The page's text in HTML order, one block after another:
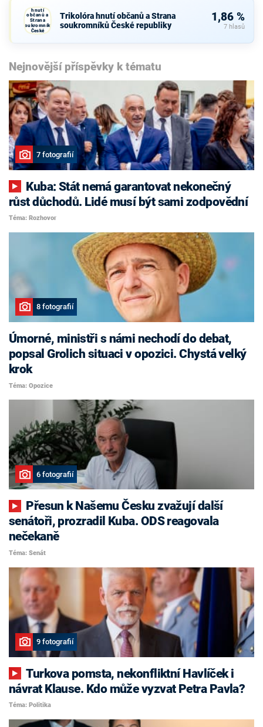
hnutí
občanů a
Strana
soukromníků
České
republiky
Trikolóra hnutí občanů a Strana
soukromníků České republiky
1,86 %
7 hlasů
Nejnovější příspěvky k tématu
7 fotografií
růst důchodů. Lidé musí být sami zodpovědní
Téma: Rozhovor
8 fotografií
Úmorné, ministři s námi nechodí do debat,
popsal Grolich situaci v opozici. Chystá velký
krok
Téma: Opozice
6 fotografií
senátoři, prozradil Kuba. ODS reagovala
nečekaně
Téma: Senát
9 fotografií
Turkova pomsta, nekonfliktní Havlíček i
návrat Klause. Kdo může vyzvat Petra Pavla?
Téma: Politika